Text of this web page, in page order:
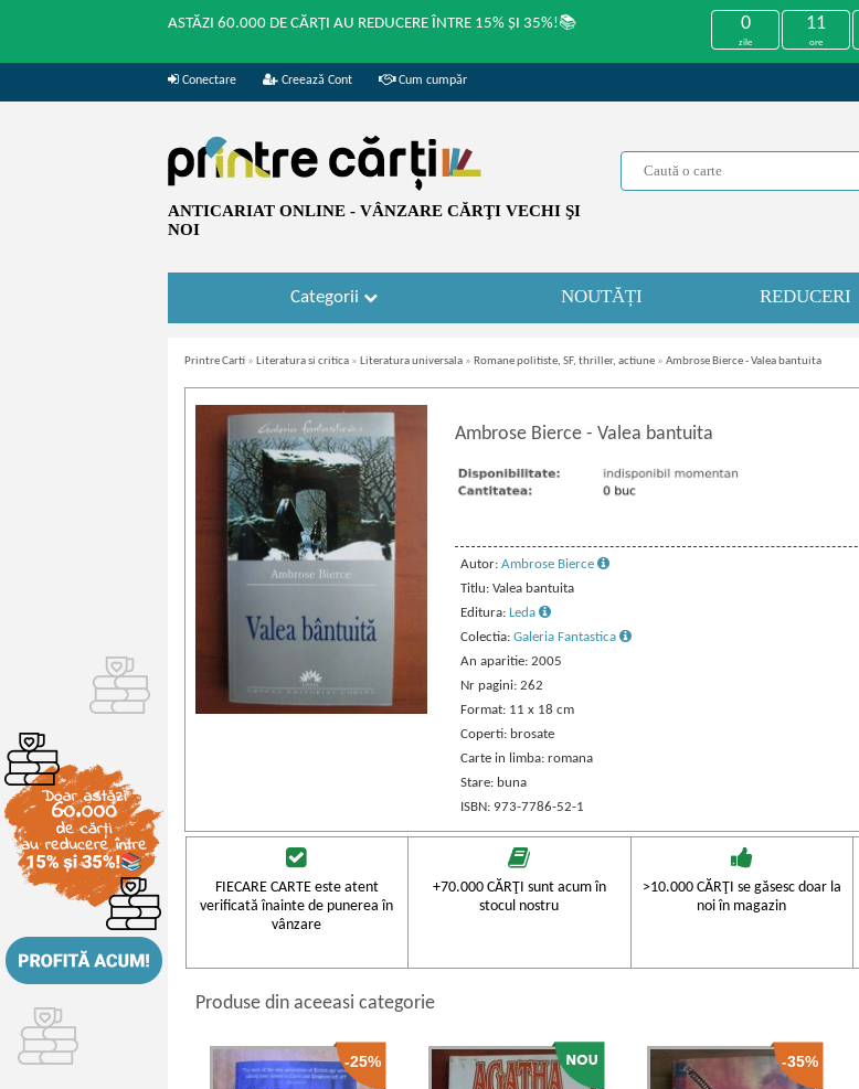
ASTĂZI 60.000 DE CĂRȚI AU REDUCERE ÎNTRE 15% ȘI 35%!📚 0
zile
11
ore
Conectare Creează Cont Cum cumpăr
ANTICARIAT ONLINE - VÂNZARE CĂRŢI VECHI ŞI
NOI
Categorii NOUTĂȚI REDUCERI
Printre Carti » Literatura si critica » Literatura universala » Romane politiste, SF, thriller, actiune » Ambrose Bierce - Valea bantuita
Ambrose Bierce - Valea bantuita
Autor: Ambrose Bierce
Titlu: Valea bantuita
Editura: Leda
Colectia: Galeria Fantastica
An aparitie: 2005
Nr pagini: 262
Format: 11 x 18 cm
Coperti: brosate
Carte in limba: romana
Stare: buna
ISBN: 973-7786-52-1
FIECARE CARTE este atent
verificată înainte de punerea în
vânzare
+70.000 CĂRŢI sunt acum în
stocul nostru
>10.000 CĂRŢI se găsesc doar la
noi în magazin
Produse din aceeasi categorie
-25% -35%